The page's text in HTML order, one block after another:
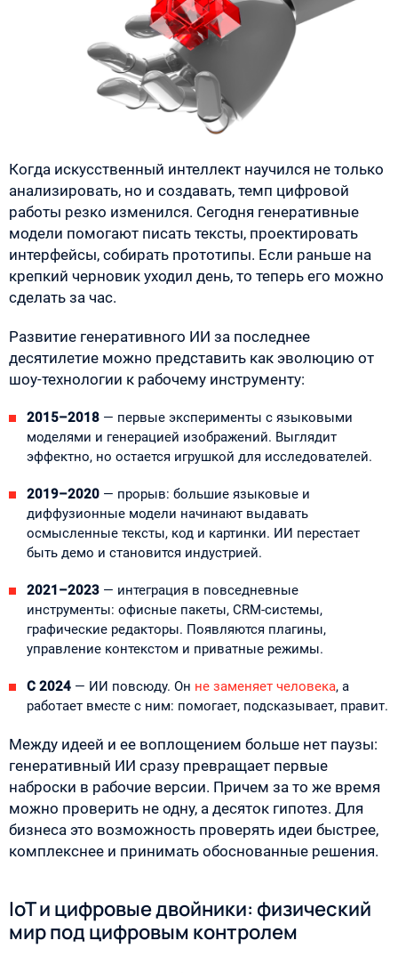
Когда искусственный интеллект научился не только
анализировать, но и создавать, темп цифровой
работы резко изменился. Сегодня генеративные
модели помогают писать тексты, проектировать
интерфейсы, собирать прототипы. Если раньше на
крепкий черновик уходил день, то теперь его можно
сделать за час.
Развитие генеративного ИИ за последнее
десятилетие можно представить как эволюцию от
шоу-технологии к рабочему инструменту:
2015–2018 — первые эксперименты с языковыми
моделями и генерацией изображений. Выглядит
эффектно, но остается игрушкой для исследователей.
2019–2020 — прорыв: большие языковые и
диффузионные модели начинают выдавать
осмысленные тексты, код и картинки. ИИ перестает
быть демо и становится индустрией.
2021–2023 — интеграция в повседневные
инструменты: офисные пакеты, CRM-системы,
графические редакторы. Появляются плагины,
управление контекстом и приватные режимы.
С 2024 — ИИ повсюду. Он не заменяет человека, а
работает вместе с ним: помогает, подсказывает, правит.
Между идеей и ее воплощением больше нет паузы:
генеративный ИИ сразу превращает первые
наброски в рабочие версии. Причем за то же время
можно проверить не одну, а десяток гипотез. Для
бизнеса это возможность проверять идеи быстрее,
комплекснее и принимать обоснованные решения.
IoT и цифровые двойники: физический
мир под цифровым контролем